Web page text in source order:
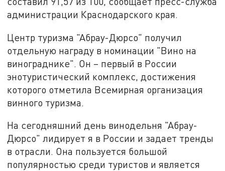
администрации Краснодарского края.
Центр туризма "Абрау-Дюрсо" получил
отдельную награду в номинации "Вино на
винограднике". Он – первый в России
энотуристический комплекс, достижения
которого отметила Всемирная организация
винного туризма.
На сегодняшний день винодельня "Абрау-
Дюрсо" лидирует я в России и задает тренды
в отрасли. Она пользуется большой
популярностью среди туристов и является